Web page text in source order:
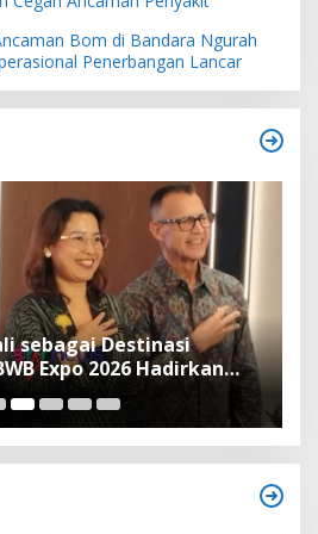
Bom di Bandara Ngurah
Penerbangan Lancar
sebagai Destinasi
Expo 2026 Hadirkan
dan Global